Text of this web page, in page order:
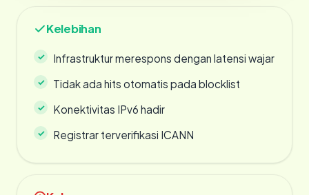
Kelebihan
Infrastruktur merespons dengan latensi wajar
Tidak ada hits otomatis pada blocklist
Konektivitas IPv6 hadir
Registrar terverifikasi ICANN